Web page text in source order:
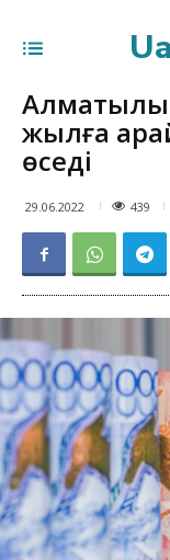
жылға
өседі
29.06.2022 439